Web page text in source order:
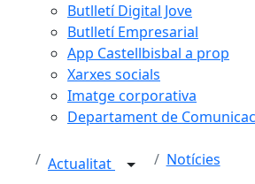
Butlletí Digital Jove
Butlletí Empresarial
App Castellbisbal a prop
Xarxes socials
Imatge corporativa
Departament de
Actualitat Notícies